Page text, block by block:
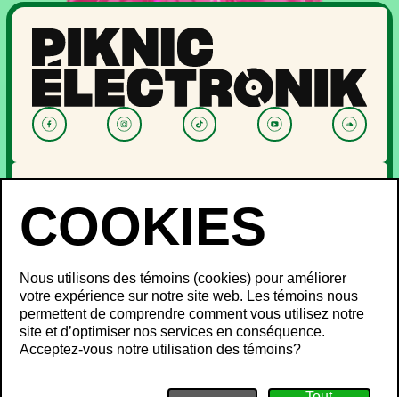
PROGRAMMATION
OFF PIKNIC
PASSES ET BILLETS
LE FESTIVAL
À propos
Partenaires
Mot des ministres
INFOS FESTIVALIERS
Nous utilisons des témoins (cookies) pour améliorer
votre expérience sur notre site web. Les témoins nous
permettent de comprendre comment vous utilisez notre
site et d’optimiser nos services en conséquence.
Acceptez-vous notre utilisation des témoins?